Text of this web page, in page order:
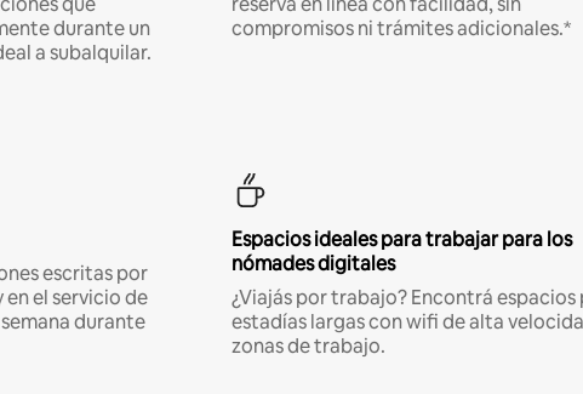
durante un
a subalquilar.
compromisos ni trámites adicionales.*
escritas por
en el servicio de
semana durante
Espacios ideales para trabajar para los
nómades digitales
¿Viajás por trabajo? Encontrá espacios
estadías largas con wifi de alta
zonas de trabajo.